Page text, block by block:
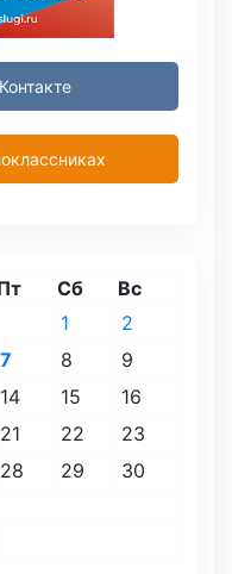
Сб Вс
1
2
7 8
9
14 15
16
21 22
23
28 29
30